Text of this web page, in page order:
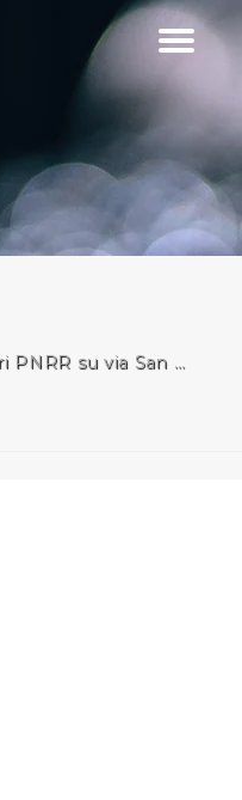
Toggle
via San Gallo (Firenze)